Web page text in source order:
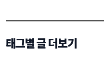
태그별 글 더보기